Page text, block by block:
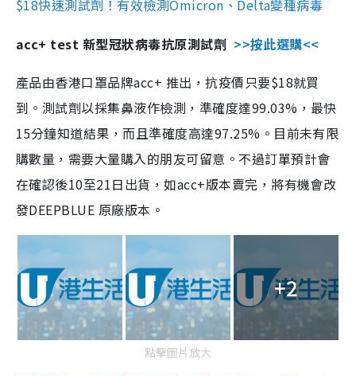
$18快速測試劑！有效檢測Omicron、Delta變種病毒
acc+ test 新型冠狀病毒抗原測試劑 >>按此選購<<
產品由香港口罩品牌acc+ 推出，抗疫價只要$18就買
到。測試劑以採集鼻液作檢測，準確度達99.03%，最快
15分鐘知道結果，而且準確度高達97.25%。目前未有限
購數量，需要大量購入的朋友可留意。不過訂單預計會
在確認後10至21日出貨，如acc+版本賣完，將有機會改
發DEEPBLUE 原廠版本。
+2
點擊圖片放大